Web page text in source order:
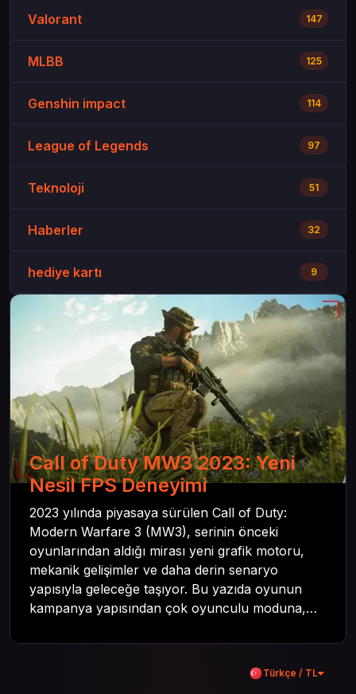
Valorant 147
MLBB 125
Genshin impact 114
League of Legends 97
Teknoloji 51
Haberler 32
hediye kartı 9
Call of Duty MW3 2023: Yeni
Nesil FPS Deneyimi
2023 yılında piyasaya sürülen Call of Duty:
Modern Warfare 3 (MW3), serinin önceki
oyunlarından aldığı mirası yeni grafik motoru,
mekanik gelişimler ve daha derin senaryo
yapısıyla geleceğe taşıyor. Bu yazıda oyunun
kampanya yapısından çok oyunculu moduna,
kadar her şeyi kapsamaya çalışacaktır. Tüm
içeriği boyunca Call of Duty evreninin
detaylarına inilecek ve steam hediye kartı
Türkçe / TL